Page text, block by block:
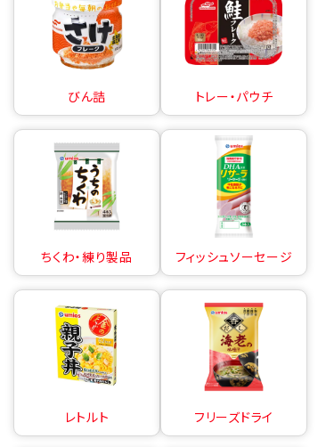
びん詰 トレー・パウチ
ちくわ・練り製品 フィッシュソーセージ
レトルト フリーズドライ